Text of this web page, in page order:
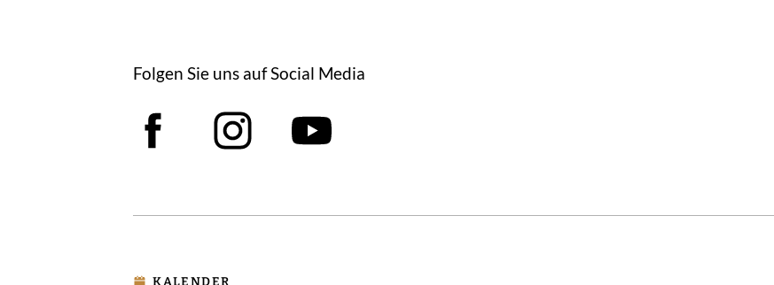
Folgen Sie uns auf Social Media
KALENDER